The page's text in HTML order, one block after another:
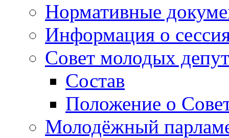
Нормативные
Информация о
Совет молодых
Состав
Положение о
Молодёжный